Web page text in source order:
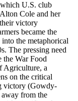
U.S. club
Cole and her
victory
became the
the metaphorical
The pressing need
the War Food
Agriculture, a
on the critical
victory (Gowdy-
from the